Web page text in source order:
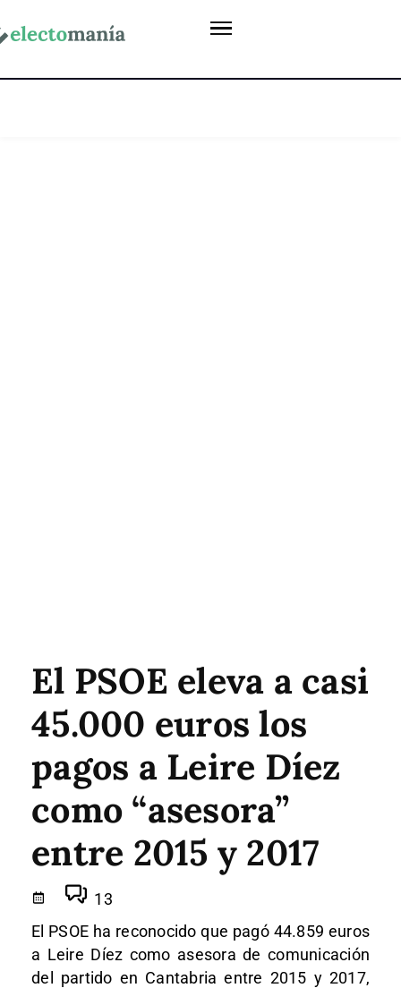
El PSOE eleva a casi
45.000 euros los
pagos a Leire Díez
como “asesora”
entre 2015 y 2017
13
El PSOE ha reconocido que pagó 44.859 euros
a Leire Díez como asesora de comunicación
del partido en Cantabria entre 2015 y 2017,